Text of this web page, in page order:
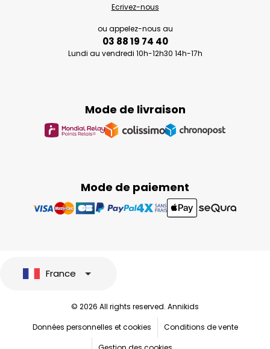
Mode de paiement
Mode de livraison
Ecrivez-nous
ou appelez-nous au
03 88 19 74 40
Lundi au vendredi 10h-12h30 14h-17h
France
© 2026 All rights reserved. Annikids
Données personnelles et cookies
Conditions de vente